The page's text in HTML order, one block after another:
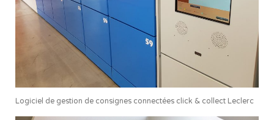
Logiciel de gestion de consignes connectées click & collect Leclerc